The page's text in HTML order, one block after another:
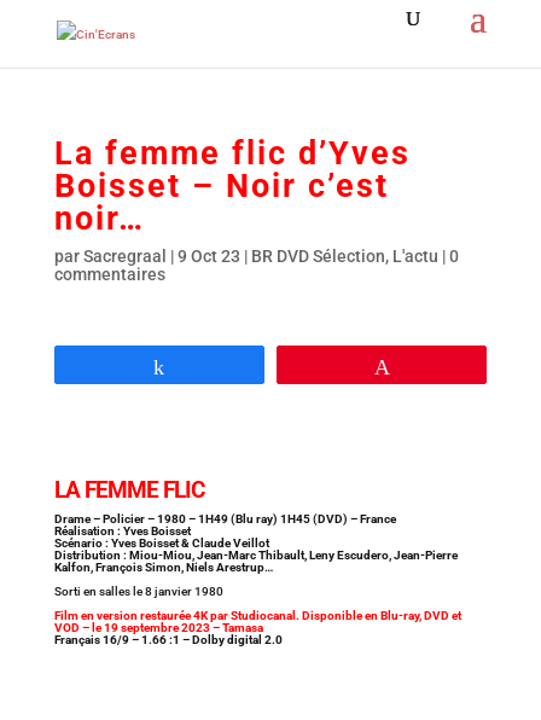
La femme flic d’Yves
Boisset – Noir c’est
noir…
parSacregraal |9 Oct 23 | BR DVD Sélection, L'actu |0
commentaires
LA FEMME FLIC
Drame – Policier – 1980 – 1H49 (Blu ray) 1H45 (DVD) – France
Réalisation : Yves Boisset
Scénario : Yves Boisset & Claude Veillot
Distribution : Miou-Miou, Jean-Marc Thibault, Leny Escudero, Jean-Pierre
Kalfon, François Simon, Niels Arestrup…
Sorti en salles le 8 janvier 1980
Film en version restaurée 4K par Studiocanal. Disponible en Blu-ray, DVD et
VOD – le 19 septembre 2023 – Tamasa
Français 16/9 – 1.66 :1 – Dolby digital 2.0